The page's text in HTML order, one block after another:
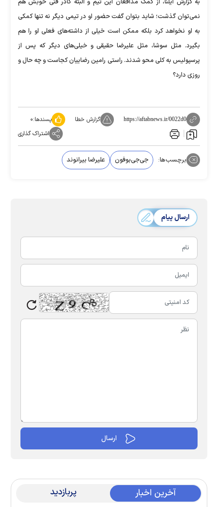
نمی‌توان گذشت؛ شاید بتوان گفت حضور او در تیمی دیگر نه تنها کمکی
به او نخواهد کرد بلکه ممکن است خیلی از داشته‌های فعلی او را هم
بگیرد. مثل سوشا، مثل علیرضا حقیقی و خیلی‌های دیگر که پس از
پرسپولیس به کلی محو شدند. راستی رامین رضاییان کجاست و چه حال و
روزی دارد؟
https://aftabnews.ir/0022d0 گزارش خطا پسندها:۰
اشتراک گذاری
برچسب‌ها: جی‌جی‌بوفون علیرضا بیرانوند
ارسال پیام
آخرین اخبار پربازدید